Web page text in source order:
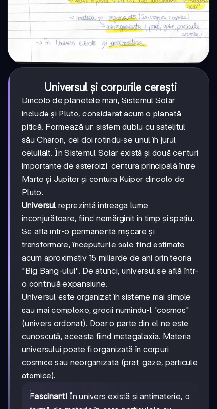
Universul și corpurile cerești
Dincolo de planetele mari, Sistemul Solar
include și Pluto, considerat acum o planetă
pitică. Formează un sistem dublu cu satelitul
său Charon, cei doi rotindu-se unul în jurul
celuilalt. În Sistemul Solar există și două centuri
importante de asteroizi: centura principală între
Marte și Jupiter și centura Kuiper dincolo de
Pluto.
Universul reprezintă întreaga lume
înconjurătoare, fiind nemărginit în timp și spațiu.
Se află într-o permanentă mișcare și
transformare, începuturile sale fiind estimate
acum aproximativ 15 miliarde de ani prin teoria
"Big Bang-ului". De atunci, universul se află într-
o continuă expansiune.
Universul este organizat în sisteme mai simple
sau mai complexe, grecii numindu-l "cosmos"
(univers ordonat). Doar o parte din el ne este
cunoscută, aceasta fiind metagalaxia. Materia
universului poate fi organizată în corpuri
cosmice sau neorganizată (praf, gaze, particule
atomice).
Fascinant! În univers există și antimaterie, o